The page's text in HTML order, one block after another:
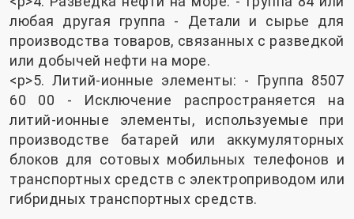
любая другая группа - Детали и сырье для
производства товаров, связанных с разведкой
или добычей нефти на море.
<р>5. Литий-ионные элементы: - Группа 8507
60 00 - Исключение распространяется на
литий-ионные элементы, используемые при
производстве батарей или аккумуляторных
блоков для сотовых мобильных телефонов и
транспортных средств с электроприводом или
гибридных транспортных средств.